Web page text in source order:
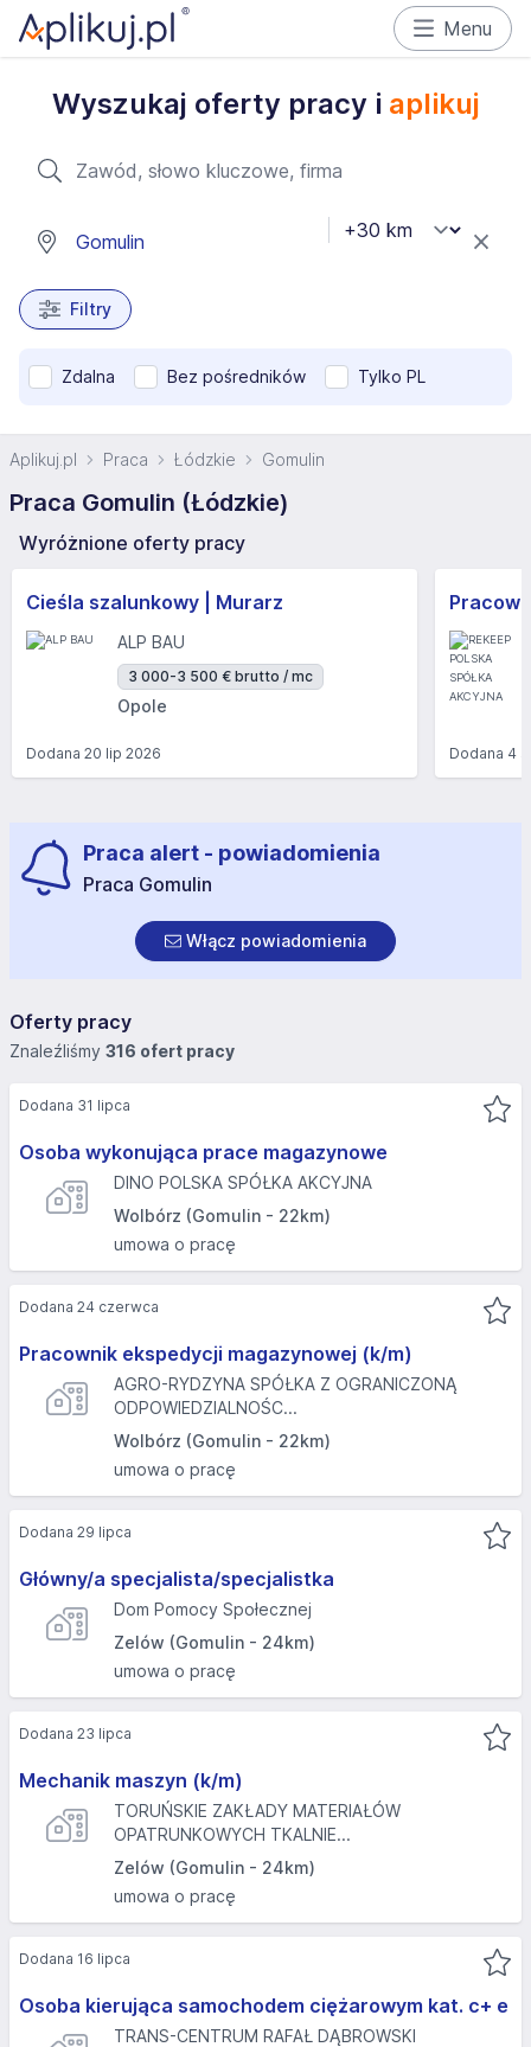
Menu
Wyszukaj oferty pracy i aplikuj
Filtry
Zdalna Bez pośredników Tylko PL
Aplikuj.pl Praca Łódzkie Gomulin
Praca Gomulin (Łódzkie)
Wyróżnione oferty pracy
Cieśla szalunkowy | Murarz
ALP BAU
3 000-3 500 € brutto / mc
Opole
Dodana 20 lip 2026 Dodana 4
Praca alert - powiadomienia
Praca Gomulin
Włącz powiadomienia
Oferty pracy
Znaleźliśmy 316 ofert pracy
Osoba wykonująca prace magazynowe
DINO POLSKA SPÓŁKA AKCYJNA
Wolbórz (Gomulin - 22km)
umowa o pracę
Dodana 31 lipca
Pracownik ekspedycji magazynowej (k/m)
AGRO-RYDZYNA SPÓŁKA Z OGRANICZONĄ
ODPOWIEDZIALNOŚC...
Wolbórz (Gomulin - 22km)
umowa o pracę
Dodana 24 czerwca
Główny/a specjalista/specjalistka
Dom Pomocy Społecznej
Zelów (Gomulin - 24km)
umowa o pracę
Dodana 29 lipca
Mechanik maszyn (k/m)
TORUŃSKIE ZAKŁADY MATERIAŁÓW
OPATRUNKOWYCH TKALNIE...
Zelów (Gomulin - 24km)
umowa o pracę
Dodana 23 lipca
Osoba kierująca samochodem ciężarowym kat. c+ e
TRANS-CENTRUM RAFAŁ DĄBROWSKI
Dodana 16 lipca